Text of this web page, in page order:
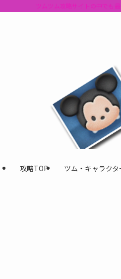
ツムツム攻略サイトの中でも
攻略TOP ツム・キャラク